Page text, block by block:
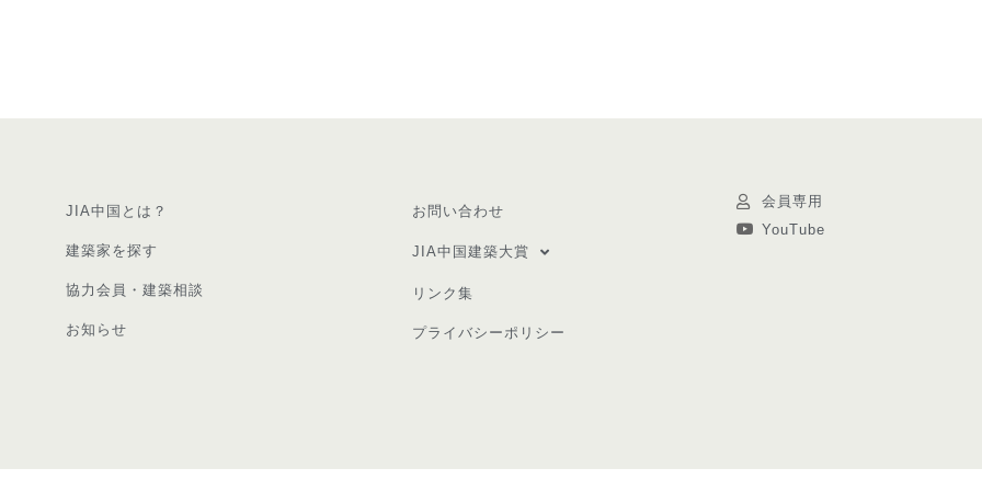
JIA中国とは？
建築家を探す
協力会員・建築相談
お知らせ
お問い合わせ
JIA中国建築大賞
リンク集
プライバシーポリシー
会員専用
YouTube